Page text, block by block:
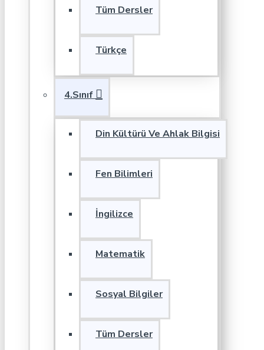
Tüm Dersler
Türkçe
4.Sınıf
Din Kültürü Ve Ahlak Bilgisi
Fen Bilimleri
İngilizce
Matematik
Sosyal Bilgiler
Tüm Dersler